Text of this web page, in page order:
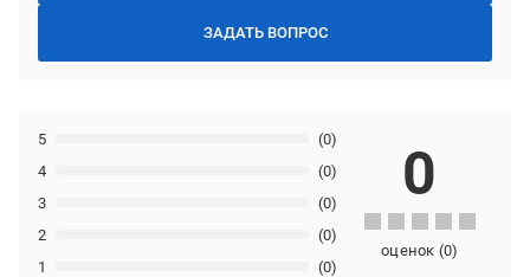
ЗАДАТЬ ВОПРОС
1 (0)
2 (0)
3 (0)
4 (0)
5 (0)
0
оценок (0)